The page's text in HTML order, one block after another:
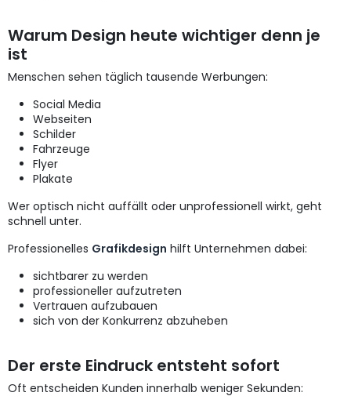
Warum Design heute wichtiger denn je
ist
Menschen sehen täglich tausende Werbungen:
Social Media
Webseiten
Schilder
Fahrzeuge
Flyer
Plakate
Wer optisch nicht auffällt oder unprofessionell wirkt, geht
schnell unter.
Professionelles Grafikdesign hilft Unternehmen dabei:
sichtbarer zu werden
professioneller aufzutreten
Vertrauen aufzubauen
sich von der Konkurrenz abzuheben
Der erste Eindruck entsteht sofort
Oft entscheiden Kunden innerhalb weniger Sekunden: